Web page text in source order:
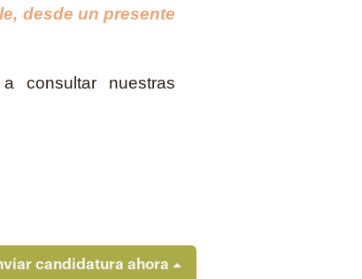
desde un presente
consultar nuestras
candidatura ahora